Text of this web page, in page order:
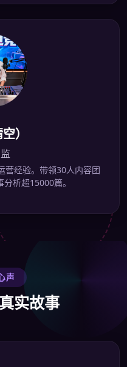
）
营经验。带领30人内容团
析超15000篇。
声
实故事